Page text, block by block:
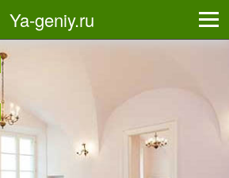
Ya-geniy.ru